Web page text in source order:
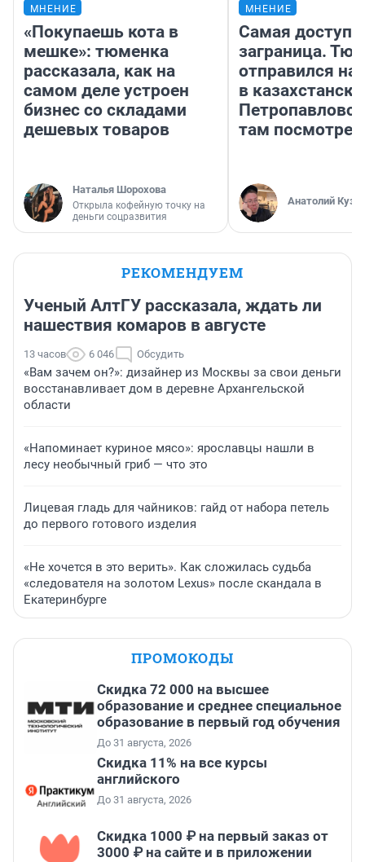
МНЕНИЕ
«Покупаешь кота в
мешке»: тюменка
рассказала, как на
самом деле устроен
бизнес со складами
дешевых товаров
Наталья Шорохова
Открыла кофейную точку на
деньги соцразвития
МНЕНИЕ
Самая
заграница.
отправился
в
там
Анатолий
РЕКОМЕНДУЕМ
Ученый АлтГУ рассказала, ждать ли
нашествия комаров в августе
13 часов 6 046 Обсудить
«Вам зачем он?»: дизайнер из Москвы за свои деньги
восстанавливает дом в деревне Архангельской
области
«Напоминает куриное мясо»: ярославцы нашли в
лесу необычный гриб — что это
Лицевая гладь для чайников: гайд от набора петель
до первого готового изделия
«Не хочется в это верить». Как сложилась судьба
«следователя на золотом Lexus» после скандала в
Екатеринбурге
ПРОМОКОДЫ
Скидка 72 000 на высшее
образование и среднее специальное
образование в первый год обучения
До 31 августа, 2026
Скидка 11% на все курсы
английского
До 31 августа, 2026
Скидка 1000 ₽ на первый заказ от
3000 ₽ на сайте и в приложении